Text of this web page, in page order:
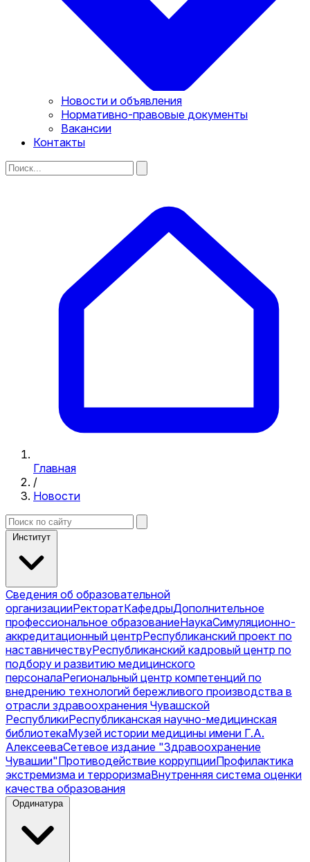
Новости и объявления
Нормативно-правовые документы
Вакансии
Контакты
Главная
/
Новости
Институт
Сведения об образовательной
организацииРекторатКафедрыДополнительное
профессиональное образованиеНаукаСимуляционно-
аккредитационный центрРеспубликанский проект по
наставничествуРеспубликанский кадровый центр по
подбору и развитию медицинского
персоналаРегиональный центр компетенций по
внедрению технологий бережливого производства в
отрасли здравоохранения Чувашской
РеспубликиРеспубликанская научно-медицинская
библиотекаМузей истории медицины имени Г.А.
АлексееваСетевое издание "Здравоохранение
Чувашии"Противодействие коррупцииПрофилактика
экстремизма и терроризмаВнутренняя система оценки
качества образования
Ординатура